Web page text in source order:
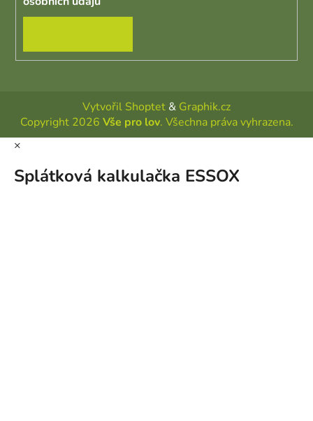
Vytvořil Shoptet & Graphik.cz
Copyright 2026 Vše pro lov. Všechna práva vyhrazena.
×
Splátková kalkulačka ESSOX